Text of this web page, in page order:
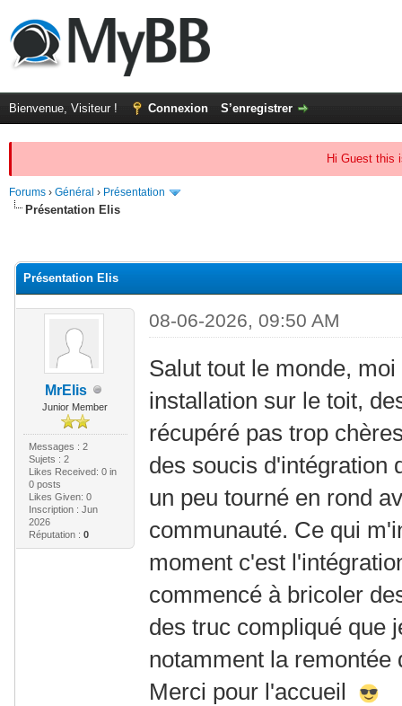
Bienvenue, Visiteur ! Connexion S’enregistrer
Hi Guest this
Forums › Général › Présentation
Présentation Elis
Présentation Elis
MrElis
Junior Member
Messages : 2
Sujets : 2
Likes Received: 0in
0 posts
Likes Given: 0
Inscription : Jun
2026
Réputation : 0
08-06-2026, 09:50 AM
Salut tout le monde,
installation sur le toit,
récupéré pas trop
des soucis d'intégration
un peu tourné en rond
communauté. Ce qui
moment c'est
commencé à bricoler
des truc compliqué que
notamment la remontée
Merci pour l'accueil